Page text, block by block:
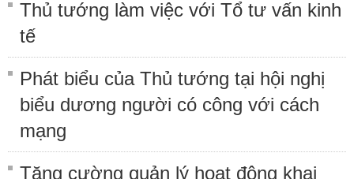
Thủ tướng làm việc với Tổ tư vấn kinh
tế
Phát biểu của Thủ tướng tại hội nghị
biểu dương người có công với cách
mạng
Tăng cường quản lý hoạt động khai